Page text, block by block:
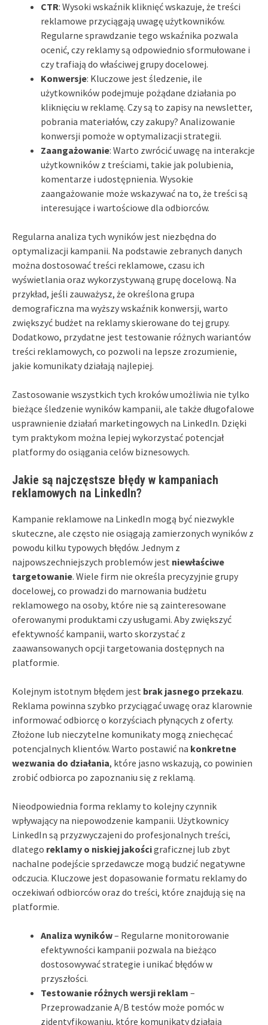
CTR: Wysoki wskaźnik kliknięć wskazuje, że treści
reklamowe przyciągają uwagę użytkowników.
Regularne sprawdzanie tego wskaźnika pozwala
ocenić, czy reklamy są odpowiednio sformułowane i
czy trafiają do właściwej grupy docelowej.
Konwersje: Kluczowe jest śledzenie, ile
użytkowników podejmuje pożądane działania po
kliknięciu w reklamę. Czy są to zapisy na newsletter,
pobrania materiałów, czy zakupy? Analizowanie
konwersji pomoże w optymalizacji strategii.
Zaangażowanie: Warto zwrócić uwagę na interakcje
użytkowników z treściami, takie jak polubienia,
komentarze i udostępnienia. Wysokie
zaangażowanie może wskazywać na to, że treści są
interesujące i wartościowe dla odbiorców.
Regularna analiza tych wyników jest niezbędna do
optymalizacji kampanii. Na podstawie zebranych danych
można dostosować treści reklamowe, czasu ich
wyświetlania oraz wykorzystywaną grupę docelową. Na
przykład, jeśli zauważysz, że określona grupa
demograficzna ma wyższy wskaźnik konwersji, warto
zwiększyć budżet na reklamy skierowane do tej grupy.
Dodatkowo, przydatne jest testowanie różnych wariantów
treści reklamowych, co pozwoli na lepsze zrozumienie,
jakie komunikaty działają najlepiej.
Zastosowanie wszystkich tych kroków umożliwia nie tylko
bieżące śledzenie wyników kampanii, ale także długofalowe
usprawnienie działań marketingowych na LinkedIn. Dzięki
tym praktykom można lepiej wykorzystać potencjał
platformy do osiągania celów biznesowych.
Jakie są najczęstsze błędy w kampaniach
reklamowych na LinkedIn?
Kampanie reklamowe na LinkedIn mogą być niezwykle
skuteczne, ale często nie osiągają zamierzonych wyników z
powodu kilku typowych błędów. Jednym z
najpowszechniejszych problemów jest niewłaściwe
targetowanie. Wiele firm nie określa precyzyjnie grupy
docelowej, co prowadzi do marnowania budżetu
reklamowego na osoby, które nie są zainteresowane
oferowanymi produktami czy usługami. Aby zwiększyć
efektywność kampanii, warto skorzystać z
zaawansowanych opcji targetowania dostępnych na
platformie.
Kolejnym istotnym błędem jest brak jasnego przekazu.
Reklama powinna szybko przyciągać uwagę oraz klarownie
informować odbiorcę o korzyściach płynących z oferty.
Złożone lub nieczytelne komunikaty mogą zniechęcać
potencjalnych klientów. Warto postawić na konkretne
wezwania do działania, które jasno wskazują, co powinien
zrobić odbiorca po zapoznaniu się z reklamą.
Nieodpowiednia forma reklamy to kolejny czynnik
wpływający na niepowodzenie kampanii. Użytkownicy
LinkedIn są przyzwyczajeni do profesjonalnych treści,
dlatego reklamy o niskiej jakościgraficznej lub zbyt
nachalne podejście sprzedawcze mogą budzić negatywne
odczucia. Kluczowe jest dopasowanie formatu reklamy do
oczekiwań odbiorców oraz do treści, które znajdują się na
platformie.
Analiza wyników– Regularne monitorowanie
efektywności kampanii pozwala na bieżąco
dostosowywać strategie i unikać błędów w
przyszłości.
Testowanie różnych wersji reklam –
Przeprowadzanie A/B testów może pomóc w
zidentyfikowaniu, które komunikaty działają